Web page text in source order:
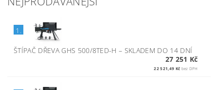
1.
ŠTÍPAČ DŘEVA GHS 500/8TED-H– SKLADEM DO 14 DNÍ
27 251 Kč
22 521,49 Kč bez DPH